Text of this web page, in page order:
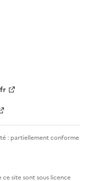
: partiellement conforme
site sont sous licence